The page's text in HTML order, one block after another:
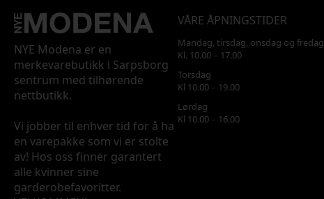
NYE Modena er en
merkevarebutikk i Sarpsborg
sentrum med tilhørende
nettbutikk.
Vi jobber til enhver tid for å ha
en varepakke som vi er stolte
av! Hos oss finner garantert
alle kvinner sine
garderobefavoritter.
VÅRE ÅPNINGSTIDER
Mandag, tirsdag, onsdag og fredag
Kl. 10.00 – 17.00
Torsdag
Kl 10.00 – 19.00
Lørdag
Kl 10.00 – 16.00